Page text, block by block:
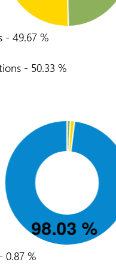
- 49.67 %
- 50.33 %
0.87 %